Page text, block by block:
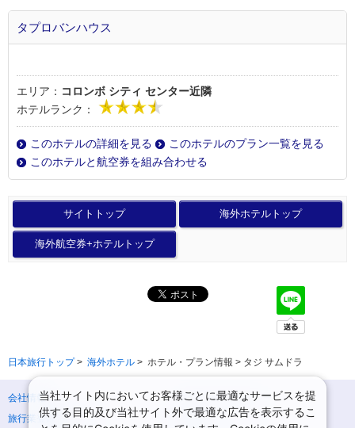
タプロバンハウス
エリア： コロンボ シティ センター近隣
ホテルランク：
このホテルの詳細を見る
このホテルのプラン一覧を見る
このホテルと航空券を組み合わせる
サイトトップ 海外ホテルトップ
海外航空券+ホテルトップ
日本旅行トップ> 海外ホテル > ホテル・プラン情報 > タジ サムドラ
会社情報
プライバシーポリシー
旅行業登録票・約款
規約集
当社サイト内においてお客様ごとに最適なサービスを提
供する目的及び当社サイト外で最適な広告を表示するこ